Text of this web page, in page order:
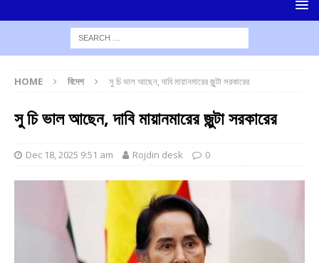
HOME বিদেশ সু চি ভাল আছেন, দাবি মায়ানমারের জুন্টা সরকারের
সু চি ভাল আছেন, দাবি মায়ানমারের জুন্টা সরকারের
Dec 18, 2025 9:51 am Rojdin desk 0